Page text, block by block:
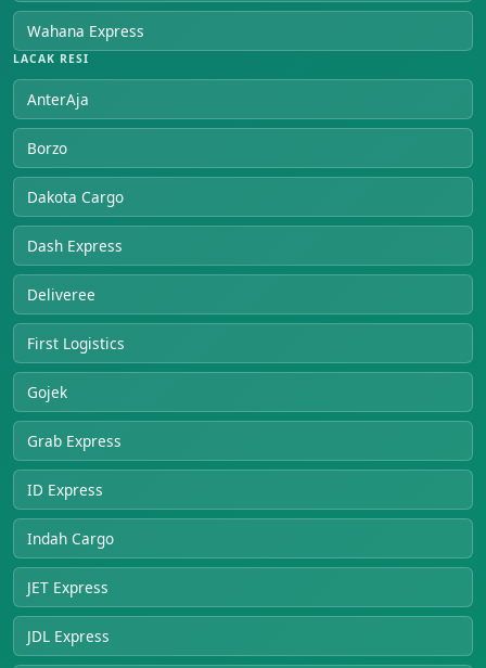
Wahana Express
LACAK RESI
AnterAja
Borzo
Dakota Cargo
Dash Express
Deliveree
First Logistics
Gojek
Grab Express
ID Express
Indah Cargo
JET Express
JDL Express